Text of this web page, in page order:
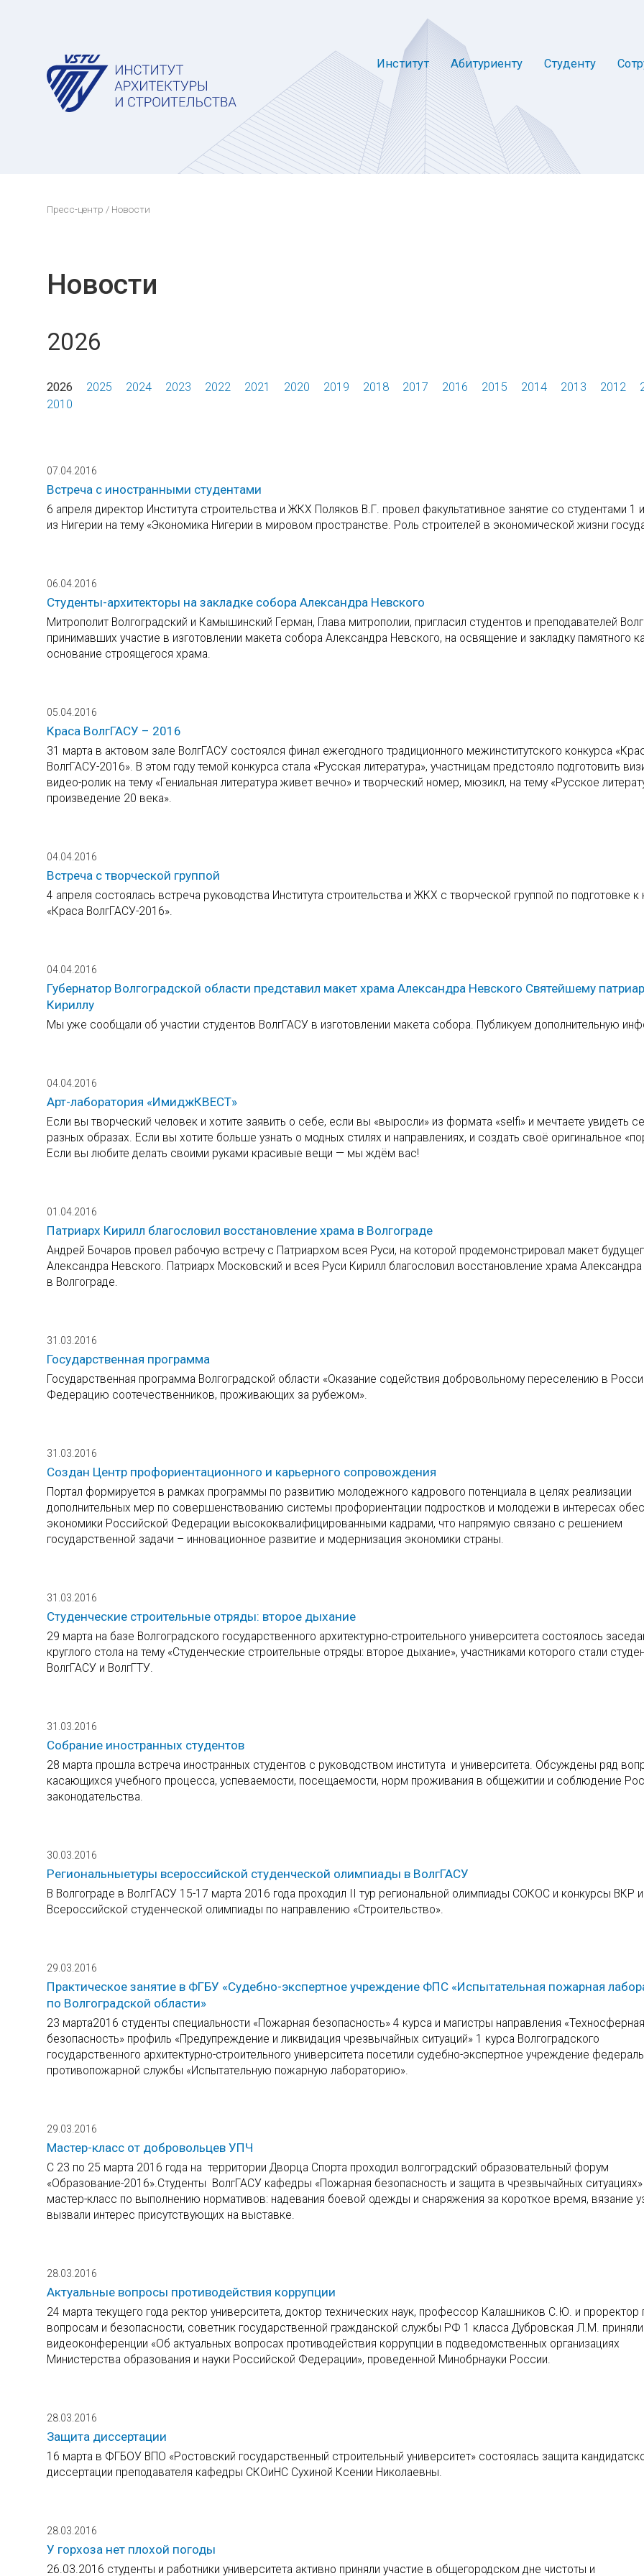
Институт Абитуриенту Студенту
Пресс-центр / Новости
Новости
2026
2026 2025 2024 2023 2022 2021 2020 2019 2018 2017 2016 2015 2014 2013 2012
2010
07.04.2016
Встреча с иностранными студентами
6 апреля директор Института строительства и ЖКХ Поляков В.Г. провел факультативное занятие со студентами 1
из Нигерии на тему «Экономика Нигерии в мировом пространстве. Роль строителей в экономической жизни
06.04.2016
Студенты-архитекторы на закладке собора Александра Невского
Митрополит Волгоградский и Камышинский Герман, Глава митрополии, пригласил студентов и преподавателей
принимавших участие в изготовлении макета собора Александра Невского, на освящение и закладку памятного
основание строящегося храма.
05.04.2016
Краса ВолгГАСУ – 2016
31 марта в актовом зале ВолгГАСУ состоялся финал ежегодного традиционного межинститутского конкурса
ВолгГАСУ-2016». В этом году темой конкурса стала «Русская литература», участницам предстояло подготовить
видео-ролик на тему «Гениальная литература живет вечно» и творческий номер, мюзикл, на тему «Русское
произведение 20 века».
04.04.2016
Встреча с творческой группой
4 апреля состоялась встреча руководства Института строительства и ЖКХ с творческой группой по подготовке к
«Краса ВолгГАСУ-2016».
04.04.2016
Губернатор Волгоградской области представил макет храма Александра Невского Святейшему
Кириллу
Мы уже сообщали об участии студентов ВолгГАСУ в изготовлении макета собора. Публикуем дополнительную
04.04.2016
Арт-лаборатория «ИмиджКВЕСТ»
Если вы творческий человек и хотите заявить о себе, если вы «выросли» из формата «selfi» и мечтаете увидеть
разных образах. Если вы хотите больше узнать о модных стилях и направлениях, и создать своё оригинальное
Если вы любите делать своими руками красивые вещи — мы ждём вас!
01.04.2016
Патриарх Кирилл благословил восстановление храма в Волгограде
Андрей Бочаров провел рабочую встречу с Патриархом всея Руси, на которой продемонстрировал макет
Александра Невского. Патриарх Московский и всея Руси Кирилл благословил восстановление храма
в Волгограде.
31.03.2016
Государственная программа
Государственная программа Волгоградской области «Оказание содействия добровольному переселению в
Федерацию соотечественников, проживающих за рубежом».
31.03.2016
Создан Центр профориентационного и карьерного сопровождения
Портал формируется в рамках программы по развитию молодежного кадрового потенциала в целях реализации
дополнительных мер по совершенствованию системы профориентации подростков и молодежи в интересах
экономики Российской Федерации высококвалифицированными кадрами, что напрямую связано с решением
государственной задачи – инновационное развитие и модернизация экономики страны.
31.03.2016
Студенческие строительные отряды: второе дыхание
29 марта на базе Волгоградского государственного архитектурно-строительного университета состоялось
круглого стола на тему «Студенческие строительные отряды: второе дыхание», участниками которого стали
ВолгГАСУ и ВолгГТУ.
31.03.2016
Собрание иностранных студентов
28 марта прошла встреча иностранных студентов с руководством института и университета. Обсуждены ряд
касающихся учебного процесса, успеваемости, посещаемости, норм проживания в общежитии и соблюдение
законодательства.
30.03.2016
Региональныетуры всероссийской студенческой олимпиады в ВолгГАСУ
В Волгограде в ВолгГАСУ 15-17 марта 2016 года проходил II тур региональной олимпиады СОКОС и конкурсы ВКР
Всероссийской студенческой олимпиады по направлению «Строительство».
29.03.2016
Практическое занятие в ФГБУ «Судебно-экспертное учреждение ФПС «Испытательная пожарная
по Волгоградской области»
23 марта2016 студенты специальности «Пожарная безопасность» 4 курса и магистры направления «Техносферная
безопасность» профиль «Предупреждение и ликвидация чрезвычайных ситуаций» 1 курса Волгоградского
государственного архитектурно-строительного университета посетили судебно-экспертное учреждение
противопожарной службы «Испытательную пожарную лабораторию».
29.03.2016
Мастер-класс от добровольцев УПЧ
С 23 по 25 марта 2016 года на территории Дворца Спорта проходил волгоградский образовательный форум
«Образование-2016».Студенты ВолгГАСУ кафедры «Пожарная безопасность и защита в чрезвычайных ситуациях»
мастер-класс по выполнению нормативов: надевания боевой одежды и снаряжения за короткое время, вязание
вызвали интерес присутствующих на выставке.
28.03.2016
Актуальные вопросы противодействия коррупции
24 марта текущего года ректор университета, доктор технических наук, профессор Калашников С.Ю. и
вопросам и безопасности, советник государственной гражданской службы РФ 1 класса Дубровская Л.М. приняли
видеоконференции «Об актуальных вопросах противодействия коррупции в подведомственных организациях
Министерства образования и науки Российской Федерации», проведенной Минобрнауки России.
28.03.2016
Защита диссертации
16 марта в ФГБОУ ВПО «Ростовский государственный строительный университет» состоялась защита
диссертации преподавателя кафедры СКОиНС Сухиной Ксении Николаевны.
28.03.2016
У горхоза нет плохой погоды
26.03.2016 студенты и работники университета активно приняли участие в общегородском дне чистоты и